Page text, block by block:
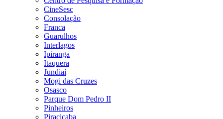
CineSesc
Consolação
Franca
Guarulhos
Interlagos
Ipiranga
Itaquera
Jundiaí
Mogi das Cruzes
Osasco
Parque Dom Pedro II
Pinheiros
Piracicaba